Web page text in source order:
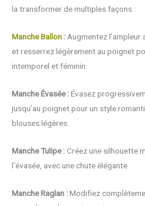
la transformer de multiples façons :
Manche Ballon : Augmentez l’ampleur
et resserrez légèrement au poignet
intemporel et féminin.
Manche Évasée :Évasez
jusqu’au poignet pour un style
blouses légères.
Manche Tulipe :Créez une silhouette
l’évasée, avec une chute élégante.
Manche Raglan :Modifiez